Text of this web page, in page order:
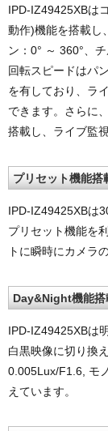
IPD-IZ49425XBは
動作)機能を搭載し
ン：0° ～ 360°、
回転スピードはパ
を有しており、ラ
できます。さらに
搭載し、ライブ監
プリセット機能搭
IPD-IZ49425XBは
プリセット機能を
トに瞬時にカメラ
Day&Night機能搭
IPD-IZ49425XBは
白黒映像に切り換
0.005Lux/F1.6, モ
えています。